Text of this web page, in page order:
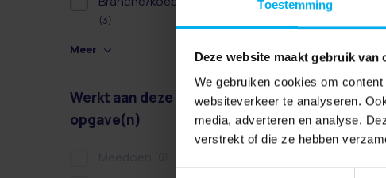
Toestemming
Deze website maakt gebruik van
We gebruiken cookies om
websiteverkeer te analyseren.
media, adverteren en analyse.
verstrekt of die ze hebben
(3)
Meer
Werkt aan deze
opgave(n)